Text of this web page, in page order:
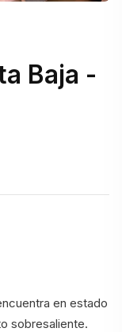
Baja -
sobresaliente.